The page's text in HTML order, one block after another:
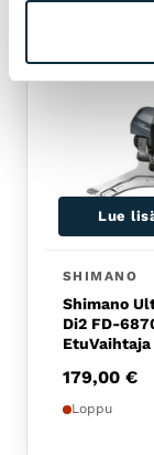
Lue
SHIMANO
Shimano
Di2 FD-
EtuVaihtaja
179,00 €
Loppu